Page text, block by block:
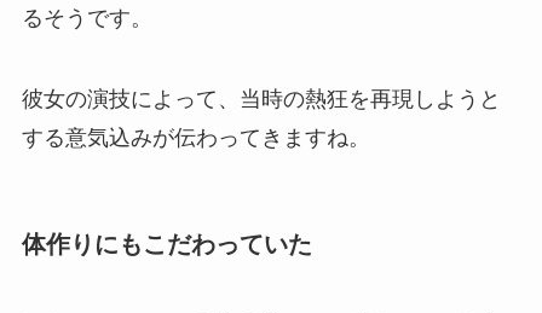
るそうです。
彼女の演技によって、当時の熱狂を再現しようと
する意気込みが伝わってきますね。
体作りにもこだわっていた